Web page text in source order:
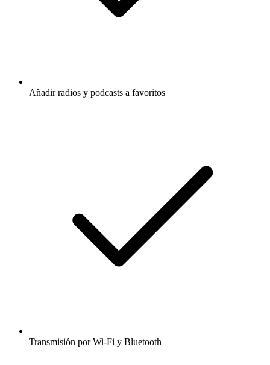
Añadir radios y podcasts a favoritos
Transmisión por Wi-Fi y Bluetooth